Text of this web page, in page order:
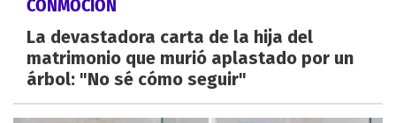
CONMOCIÓN
La devastadora carta de la hija del
matrimonio que murió aplastado por un
árbol: "No sé cómo seguir"